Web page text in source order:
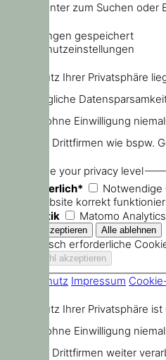
Drücke Enter zum Suchen oder
Einstellungen gespeichert
Datenschutzeinstellungen
Der Schutz Ihrer Privatsphäre
größtmögliche
werden ohne Einwilligung
oder von Drittfirmen wie bspw.
Choose your privacy level
Erforderlich*
Notwendige
die Website korrekt
Statistik
Matomo
Technisch erforderliche
Datenschutz Impressum
Der Schutz Ihrer Privatsphäre
werden ohne Einwilligung
oder von Drittfirmen weiter